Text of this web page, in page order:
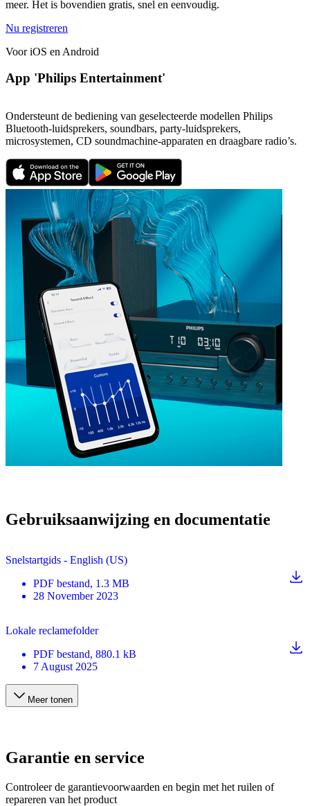
meer. Het is bovendien gratis, snel en eenvoudig.
Nu registreren
Voor iOS en Android
App 'Philips Entertainment'
Ondersteunt de bediening van geselecteerde modellen Philips
Bluetooth-luidsprekers, soundbars, party-luidsprekers,
microsystemen, CD soundmachine-apparaten en draagbare radio’s.
Gebruiksaanwijzing en documentatie
Snelstartgids - English (US)
PDF bestand, 1.3 MB
28 November 2023
Lokale reclamefolder
PDF bestand, 880.1 kB
7 August 2025
Meer tonen
Garantie en service
Controleer de garantievoorwaarden en begin met het ruilen of
repareren van het product